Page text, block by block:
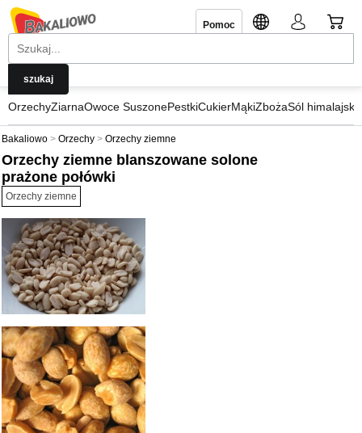
Pomoc
OrzechyZiarnaOwoce SuszonePestkiCukierMąkiZbożaSól himalajska
Bakaliowo Orzechy Orzechy ziemne
Orzechy ziemne blanszowane solone
prażone połówki
Orzechy ziemne